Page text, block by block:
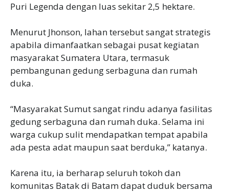
Puri Legenda dengan luas sekitar 2,5 hektare.
‎Menurut Jhonson, lahan tersebut sangat strategis
apabila dimanfaatkan sebagai pusat kegiatan
masyarakat Sumatera Utara, termasuk
pembangunan gedung serbaguna dan rumah
duka.
‎“Masyarakat Sumut sangat rindu adanya fasilitas
gedung serbaguna dan rumah duka. Selama ini
warga cukup sulit mendapatkan tempat apabila
ada pesta adat maupun saat berduka,” katanya.
‎Karena itu, ia berharap seluruh tokoh dan
komunitas Batak di Batam dapat duduk bersama